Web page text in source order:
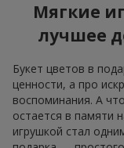
Мягкие
лучшее
Букет цветов в
ценности, а про
воспоминания. А
остается в памяти
игрушкой стал